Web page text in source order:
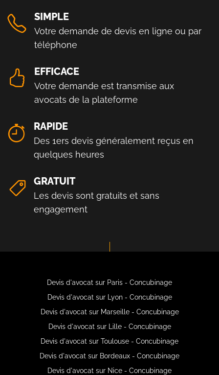
SIMPLE
Votre demande de devis en ligne ou par
téléphone
EFFICACE
Votre demande est transmise aux
avocats de la plateforme
RAPIDE
Des 1ers devis généralement reçus en
quelques heures
GRATUIT
Les devis sont gratuits et sans
engagement
Devis d'avocat sur Paris - Concubinage
Devis d'avocat sur Lyon - Concubinage
Devis d'avocat sur Marseille - Concubinage
Devis d'avocat sur Lille - Concubinage
Devis d'avocat sur Toulouse - Concubinage
Devis d'avocat sur Bordeaux - Concubinage
Devis d'avocat sur Nice - Concubinage